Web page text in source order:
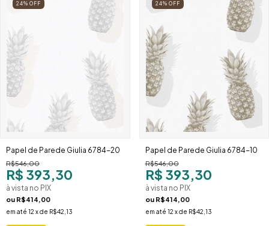
24% OFF
Papel de Parede Giulia 6784-20
R$546,00
R$ 393,30
à vista no PIX
ou R$414,00
em até 12 x de R$42,13
24% OFF
Papel de Parede Giulia 6784-10
R$546,00
R$ 393,30
à vista no PIX
ou R$414,00
em até 12 x de R$42,13